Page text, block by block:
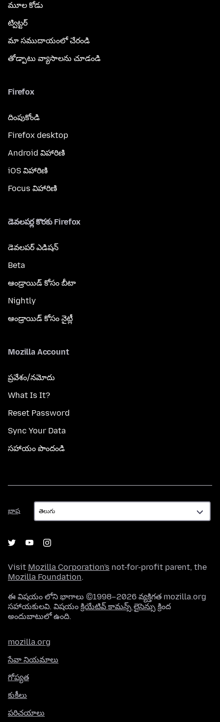
మూల కోడు
ట్విట్టర్
మా సముదాయంలో చేరండి
తోడ్పాటు వ్యాసాలను చూడండి
Firefox
దింపుకోండి
Firefox desktop
Android విహారిణి
iOS విహారిణి
Focus విహారిణి
డెవలపర్ల కొరకు Firefox
డెవలపర్ ఎడిషన్
Beta
ఆండ్రాయిడ్ కోసం బీటా
Nightly
ఆండ్రాయిడ్ కోసం నైట్లీ
Mozilla Account
ప్రవేశం/నమోదు
What Is It?
Reset Password
Sync Your Data
సహాయం పొందండి
భాష
భాష
Visit Mozilla Corporation's not-for-profit parent, the
Mozilla Foundation.
ఈ విషయం లోని భాగాలు ©1998–2026 వ్యక్తిగత mozilla.org
సహాయకులవి. విషయం క్రియేటివ్ కామన్స్ లైసెన్సు క్రింద
అందుబాటులో ఉంది.
mozilla.org
సేవా నియమాలు
గోప్యత
కుకీలు
పరిచయాలు